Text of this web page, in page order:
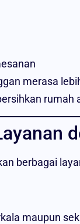
merasa
rumah
berbagai
maupun